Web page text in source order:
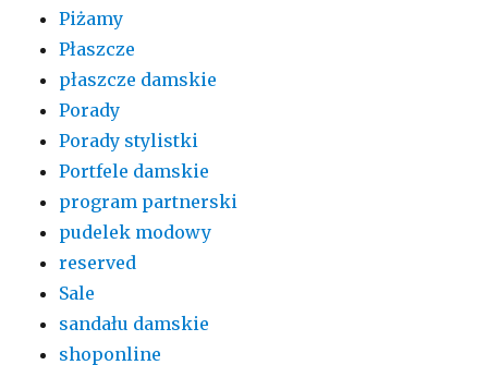
Piżamy
Płaszcze
płaszcze damskie
Porady
Porady stylistki
Portfele damskie
program partnerski
pudelek modowy
reserved
Sale
sandału damskie
shoponline